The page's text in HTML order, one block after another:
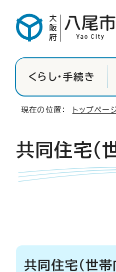
くらし・手続き
現在の位置： トップペー
共同住宅（
共同住宅（世